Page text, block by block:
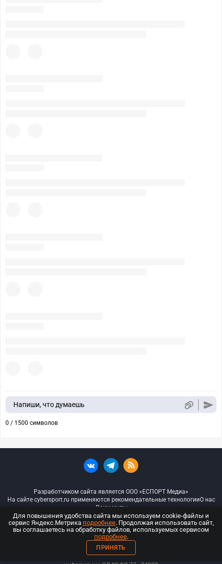
Напиши, что думаешь
0 / 1500 символов
Разработчиком сайта является ООО «ЕСПОРТ Медиа»
На сайте cybersport.ru применяются рекомендательные технологииО нас
Документы
© ООО «Киберспорт.ру» — Все права защищены
18+
ООО «Киберспорт.ру». Свидетельство о регистрации средств массовой
Для повышения удобства сайта мы используем cookie-файлы и
сервис Яндекс.Метрика подробнее. Продолжая использовать сайт,
вы соглашаетесь на обработку файлов, используемых сервисом
подробнее.
ПРИНЯТЬ